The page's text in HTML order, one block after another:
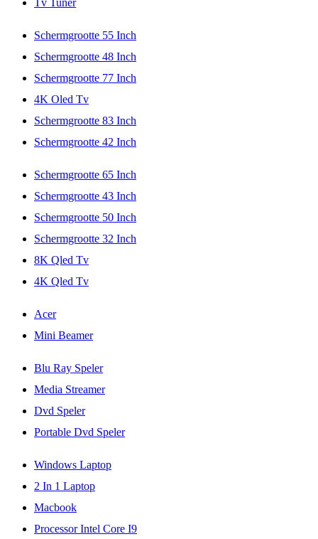
Tv Tuner
Schermgrootte 55 Inch
Schermgrootte 48 Inch
Schermgrootte 77 Inch
4K Oled Tv
Schermgrootte 83 Inch
Schermgrootte 42 Inch
Schermgrootte 65 Inch
Schermgrootte 43 Inch
Schermgrootte 50 Inch
Schermgrootte 32 Inch
8K Qled Tv
4K Qled Tv
Acer
Mini Beamer
Blu Ray Speler
Media Streamer
Dvd Speler
Portable Dvd Speler
Windows Laptop
2 In 1 Laptop
Macbook
Processor Intel Core I9